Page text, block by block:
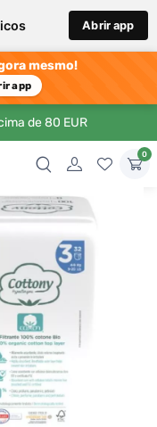
Abrir app
mesmo!
app
de 80 EUR
0